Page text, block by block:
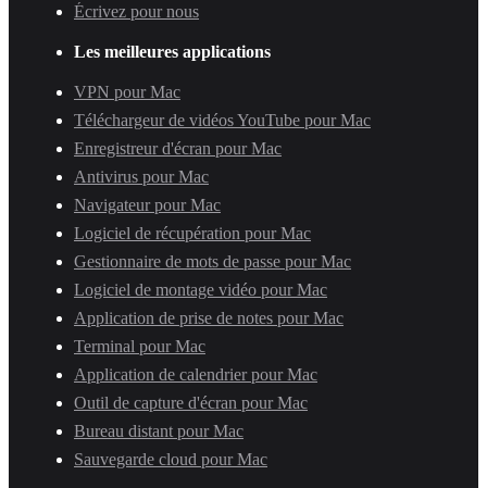
Écrivez pour nous
Les meilleures applications
VPN pour Mac
Téléchargeur de vidéos YouTube pour Mac
Enregistreur d'écran pour Mac
Antivirus pour Mac
Navigateur pour Mac
Logiciel de récupération pour Mac
Gestionnaire de mots de passe pour Mac
Logiciel de montage vidéo pour Mac
Application de prise de notes pour Mac
Terminal pour Mac
Application de calendrier pour Mac
Outil de capture d'écran pour Mac
Bureau distant pour Mac
Sauvegarde cloud pour Mac